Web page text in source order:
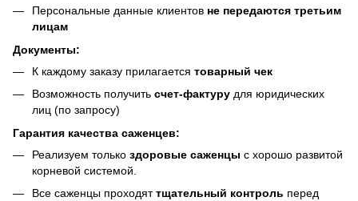
Персональные данные клиентов не передаются третьим
лицам
Документы:
К каждому заказу прилагается товарный чек
Возможность получить счет-фактуру для юридических
лиц (по запросу)
Гарантия качества саженцев:
Реализуем только здоровые саженцы с хорошо развитой
корневой системой.
Все саженцы проходяттщательный контроль перед